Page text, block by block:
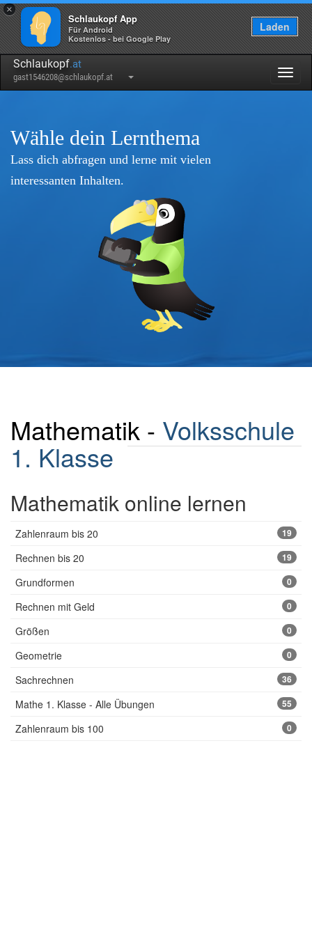
×
Schlaukopf App
Für Android
Kostenlos - bei Google Play
Laden
Schlaukopf.at
gast1546208@schlaukopf.at
Wähle dein Lernthema
Lass dich abfragen und lerne mit vielen
interessanten Inhalten.
Mathematik - Volksschule
1. Klasse
Mathematik online lernen
Zahlenraum bis 20 19
Rechnen bis 20 19
Grundformen 0
Rechnen mit Geld 0
Größen 0
Geometrie 0
Sachrechnen 36
Mathe 1. Klasse - Alle Übungen 55
Zahlenraum bis 100 0